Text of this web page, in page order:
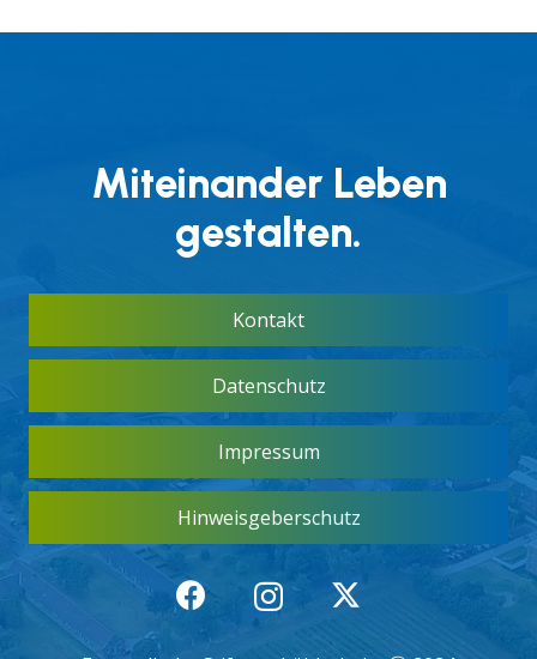
Miteinander Leben
gestalten.
Kontakt
Datenschutz
Impressum
Hinweisgeberschutz